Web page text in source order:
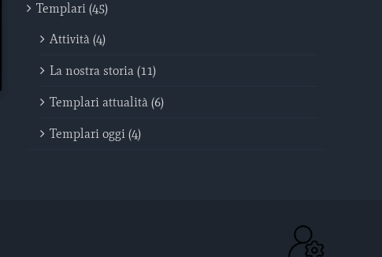
Templari (45)
Attività (4)
La nostra storia (11)
Templari attualità (6)
Templari oggi (4)